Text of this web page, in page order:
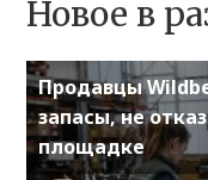
Новое в
Продавцы
запасы, не
площадке